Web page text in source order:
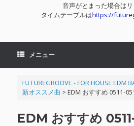
音声がとまった場合は
タイムテーブルはhttps://
メニュー
FUTUREGROOVE - FOR HOUSE EDM
新オススメ曲 > EDM おすすめ 0511-
EDM おすすめ